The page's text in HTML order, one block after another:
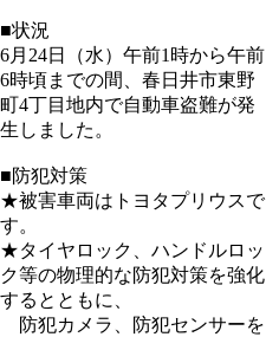
■状況
6月24日（水）午前1時から午前
6時頃までの間、春日井市東野
町4丁目地内で自動車盗難が発
生しました。
■防犯対策
★被害車両はトヨタプリウスで
す。
★タイヤロック、ハンドルロッ
ク等の物理的な防犯対策を強化
するとともに、
防犯カメラ、防犯センサーを